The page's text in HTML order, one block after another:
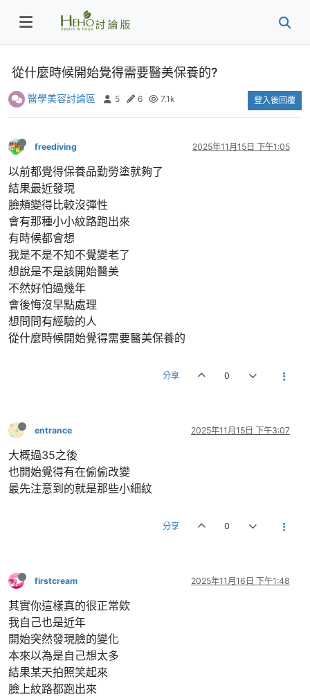
從什麼時候開始覺得需要醫美保養的?
醫學美容討論區 5 6 7.1k 登入後回覆
freediving 2025年11月15日 下午1:05
以前都覺得保養品勤勞塗就夠了
結果最近發現
臉頰變得比較沒彈性
會有那種小小紋路跑出來
有時候都會想
我是不是不知不覺變老了
想說是不是該開始醫美
不然好怕過幾年
會後悔沒早點處理
想問問有經驗的人
從什麼時候開始覺得需要醫美保養的
分享 0
entrance 2025年11月15日 下午3:07
大概過35之後
也開始覺得有在偷偷改變
最先注意到的就是那些小細紋
分享 0
firstcream 2025年11月16日 下午1:48
其實你這樣真的很正常欸
我自己也是近年
開始突然發現臉的變化
本來以為是自己想太多
結果某天拍照笑起來
臉上紋路都跑出來